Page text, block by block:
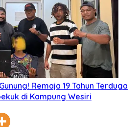
Remaja 19 Tahun Terduga
di Kampung Wesiri